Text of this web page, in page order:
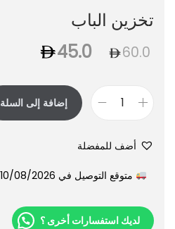
تخزين الباب
60.0
45.0
إضافة إلى السلة
أضف للمفضلة
متوقع التوصيل في 10/08/2026 - 11/08/2026
لديك استفسارات أخرى ؟